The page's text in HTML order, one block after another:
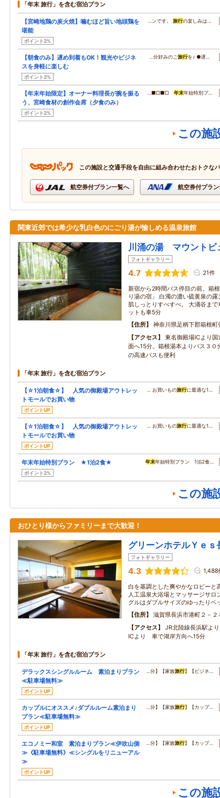
「年末 旅行」を含む宿泊プラン
【宮崎地鶏の炭火焼】噛むほど旨い地頭鶏を
堪能
ポイント2%
…ンです。旅行の楽しみは…
【朝食のみ】遅め到着もOK！観光やビジネ
スを身軽に楽しむ
ポイント2%
…分好みのご旅行を♪ ●遅…
【年末年始限定】オーナー料理長が腕を振る
う、宮崎食材の創作会席（夕食のみ）
ポイント2%
…■□■□ 年末年始特別プ…
この施
この施設と交通手段を自由に組み合わせたおトクな
航空券付プラン一覧へ 航空券付プラ
関東近郊では希少な乳白色のにごり湯が愉しめる温泉旅館
川涌の湯 マウントビ
フォトギャラリー
4.7 21件
新宿から2時間バス停目の前。箱
り湯の宿」 白濁の濃い硫黄泉の
肌しっとりすべすべ。 大涌谷ま
ットも車5分
住所
神奈川県足柄下郡箱根
アクセス
東名御殿場ICより
面へ15分。箱根湯本よりバス３０
の高速バスも便利
「年末 旅行」を含む宿泊プラン
【☆1泊朝食☆】 人気の御殿場アウトレッ
トモールでお買い物
ポイントUP
… お買いもの旅行に最適な1…
【☆1泊朝食☆】 人気の御殿場アウトレッ
トモールでお買い物
ポイントUP
… お買いもの旅行に最適な1…
年末年始特別プラン ★1泊2食★
ポイント2%
年末年始特別プラン 1泊2食…
この施
おひとり様からファミリーまで大歓迎！
グリーンホテルＹｅ
フォトギャラリー
4.3 1,488
白を基調とした爽やかなロビーと
人工温泉大浴場とマッサージサロ
グルはダブルサイズのゆったりベ
住所
滋賀県長浜市港町２－２
アクセス
JR北陸線長浜駅
ICより 車で湖岸方向へ15分
「年末 旅行」を含む宿泊プラン
デラックスシングルルーム 素泊まりプラン
≪駐車場無料≫
ポイントUP
…分】【家族旅行】【ビジネ…
カップルにオススメ♪ダブルルーム素泊まり
プラン≪駐車場無料≫
ポイントUP
…分】【家族旅行】【カップ…
エコノミー和室 素泊まりプラン≪伊吹山側
≫《駐車場無料》≪シングルをリニューアル
≫
ポイントUP
…分】【家族旅行】【カップ…
この施